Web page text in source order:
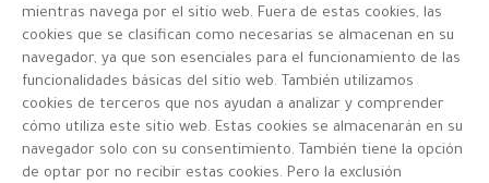
mientras navega por el sitio web. Fuera de estas cookies, las
cookies que se clasifican como necesarias se almacenan en su
navegador, ya que son esenciales para el funcionamiento de las
funcionalidades básicas del sitio web. También utilizamos
cookies de terceros que nos ayudan a analizar y comprender
cómo utiliza este sitio web. Estas cookies se almacenarán en su
navegador solo con su consentimiento. También tiene la opción
de optar por no recibir estas cookies. Pero la exclusión